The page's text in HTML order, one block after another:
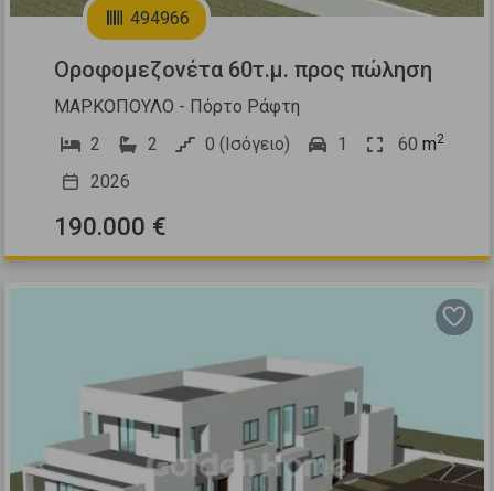
494966
Οροφομεζονέτα 60τ.μ. προς πώληση
ΜΑΡΚΟΠΟΥΛΟ - Πόρτο Ράφτη
2
2 0 (Ισόγειο) 1 60 m2
2026
190.000 €
Previous Next